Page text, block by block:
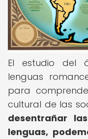
El estudio del
lenguas
para
cultural de las
desentrañar
lenguas,